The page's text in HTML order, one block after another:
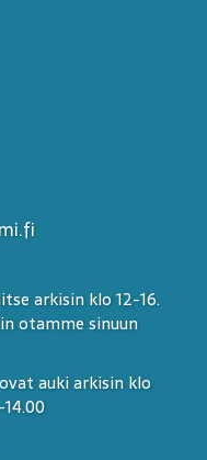
arkisin klo 12-16.
otamme sinuun
auki arkisin klo